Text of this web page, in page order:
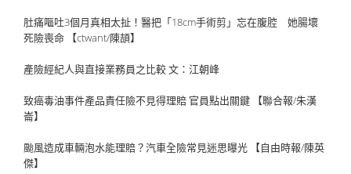
肚痛嘔吐3個月真相太扯！醫把「18cm手術剪」忘在腹腔 她腸壞
死險喪命 【ctwant/陳頡】
產險經紀人與直接業務員之比較 文：江朝峰
致癌毒油事件產品責任險不見得理賠 官員點出關鍵 【聯合報/朱漢
崙】
颱風造成車輛泡水能理賠？汽車全險常見迷思曝光 【自由時報/陳英
傑】